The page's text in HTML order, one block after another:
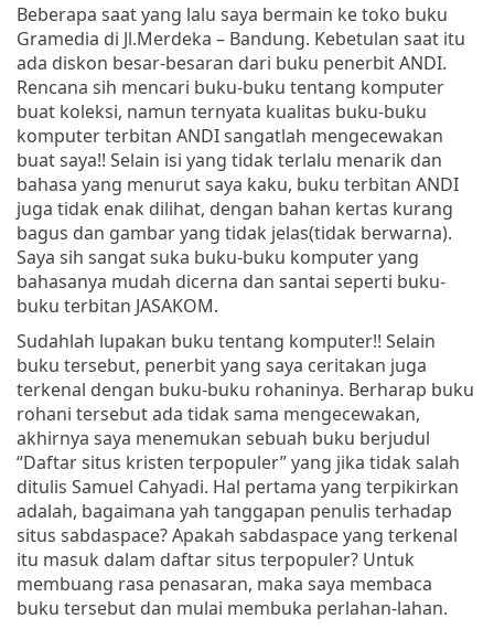
Beberapa saat yang lalu saya bermain ke toko buku
Gramedia di Jl.Merdeka – Bandung. Kebetulan saat itu
ada diskon besar-besaran dari buku penerbit ANDI.
Rencana sih mencari buku-buku tentang komputer
buat koleksi, namun ternyata kualitas buku-buku
komputer terbitan ANDI sangatlah mengecewakan
buat saya!! Selain isi yang tidak terlalu menarik dan
bahasa yang menurut saya kaku, buku terbitan ANDI
juga tidak enak dilihat, dengan bahan kertas kurang
bagus dan gambar yang tidak jelas(tidak berwarna).
Saya sih sangat suka buku-buku komputer yang
bahasanya mudah dicerna dan santai seperti buku-
buku terbitan JASAKOM.
Sudahlah lupakan buku tentang komputer!! Selain
buku tersebut, penerbit yang saya ceritakan juga
terkenal dengan buku-buku rohaninya. Berharap buku
rohani tersebut ada tidak sama mengecewakan,
akhirnya saya menemukan sebuah buku berjudul
“Daftar situs kristen terpopuler” yang jika tidak salah
ditulis Samuel Cahyadi. Hal pertama yang terpikirkan
adalah, bagaimana yah tanggapan penulis terhadap
situs sabdaspace? Apakah sabdaspace yang terkenal
itu masuk dalam daftar situs terpopuler? Untuk
membuang rasa penasaran, maka saya membaca
buku tersebut dan mulai membuka perlahan-lahan.